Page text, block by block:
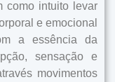
como intuito levar
e emocional
a essência da
sensação e
movimentos